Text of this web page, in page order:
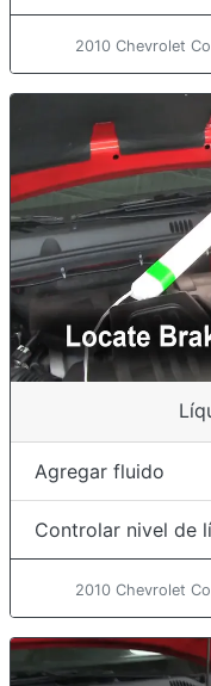
2010 Chevrolet
Agregar fluido
Controlar nivel de
2010 Chevrolet